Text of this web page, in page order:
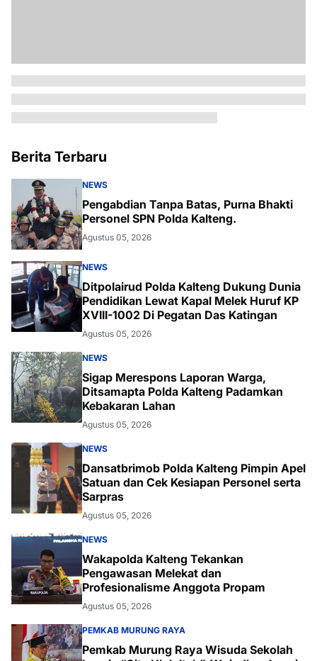
Berita Terbaru
NEWS
Pengabdian Tanpa Batas, Purna Bhakti
Personel SPN Polda Kalteng.
Agustus 05, 2026
NEWS
Ditpolairud Polda Kalteng Dukung Dunia
Pendidikan Lewat Kapal Melek Huruf KP
XVIII-1002 Di Pegatan Das Katingan
Agustus 05, 2026
NEWS
Sigap Merespons Laporan Warga,
Ditsamapta Polda Kalteng Padamkan
Kebakaran Lahan
Agustus 05, 2026
NEWS
Dansatbrimob Polda Kalteng Pimpin Apel
Satuan dan Cek Kesiapan Personel serta
Sarpras
Agustus 05, 2026
NEWS
Wakapolda Kalteng Tekankan
Pengawasan Melekat dan
Profesionalisme Anggota Propam
Agustus 05, 2026
PEMKAB MURUNG RAYA
Pemkab Murung Raya Wisuda Sekolah